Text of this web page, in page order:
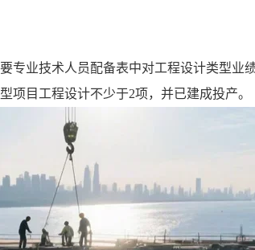
专业技术人员配备表中对工程设计类型业
项目工程设计不少于2项，并已建成投产。